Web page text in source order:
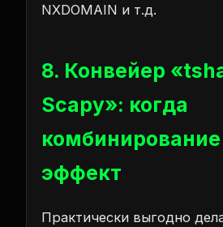
NXDOMAIN и т.д.
8. Конвейер
Scapy»: когда
эффект
Практически выгодно